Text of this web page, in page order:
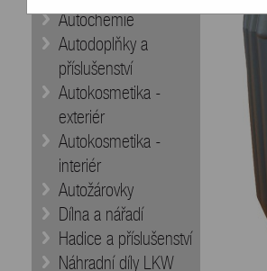
Autochemie
Autodoplňky a
příslušenství
Autokosmetika -
exteriér
Autokosmetika -
interiér
Autožárovky
Dílna a nářadí
Hadice a příslušenství
Náhradní díly LKW